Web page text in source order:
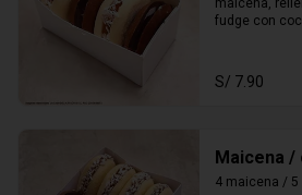
maicena,
fudge con
S/ 7.90
Maicena /
4 maicena /